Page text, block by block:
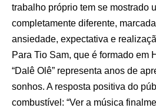
trabalho próprio tem se mostrado
completamente diferente,
ansiedade, expectativa e
Para Tio Sam, que é formado em
“Dalê Olê” representa anos de
sonhos. A resposta positiva do
combustível: “Ver a música